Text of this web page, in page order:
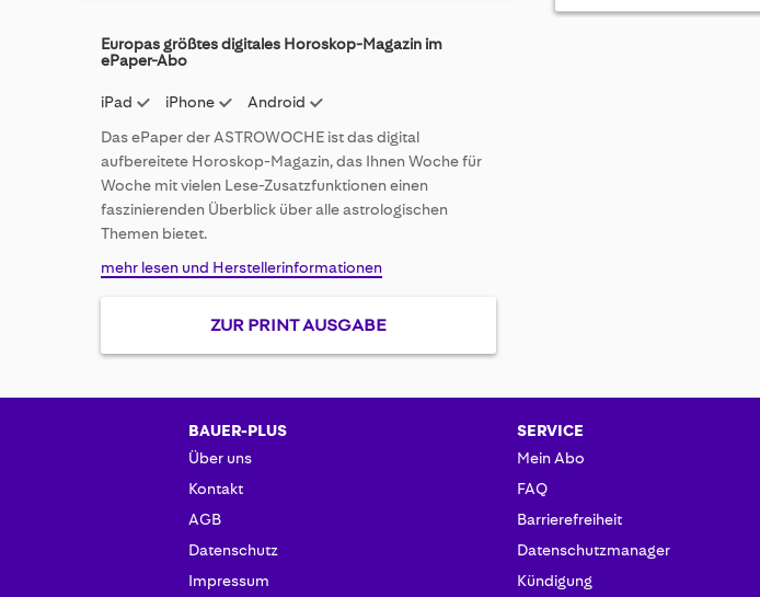
beginning
images
gallery
Europas größtes digitales Horoskop-Magazin im
ePaper-Abo
iPad iPhone
Android
Das ePaper der ASTROWOCHE ist das digital
aufbereitete Horoskop-Magazin, das Ihnen Woche für
Woche mit vielen Lese-Zusatzfunktionen einen
faszinierenden Überblick über alle astrologischen
Themen bietet.
mehr lesen und Herstellerinformationen
ZUR PRINT AUSGABE
BAUER-PLUS
Über uns
Kontakt
AGB
Datenschutz
Impressum
SERVICE
Mein Abo
FAQ
Barrierefreiheit
Datenschutzmanager
Kündigung